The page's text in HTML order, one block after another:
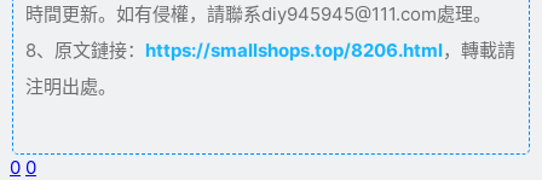
時間更新。如有侵權，請聯系diy945945@111.com處理。
8、原文鏈接： https://smallshops.top/8206.html，轉載請
注明出處。
0 0